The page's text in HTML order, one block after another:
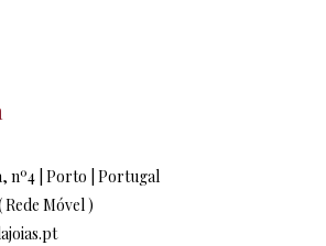
nº4 | Porto | Portugal
Rede Móvel )